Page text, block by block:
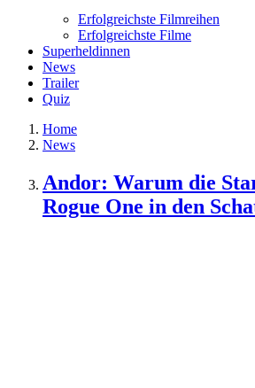
Erfolgreichste Filmreihen
Erfolgreichste Filme
Superheldinnen
News
Trailer
Quiz
Home
News
Andor: Warum die
Rogue One in den